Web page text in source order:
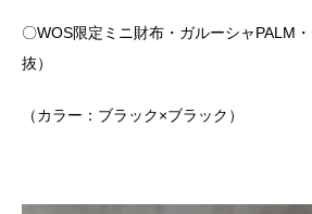
〇WOS限定ミニ財布・ガルーシャPALM
抜）
（カラー：ブラック×ブラック）